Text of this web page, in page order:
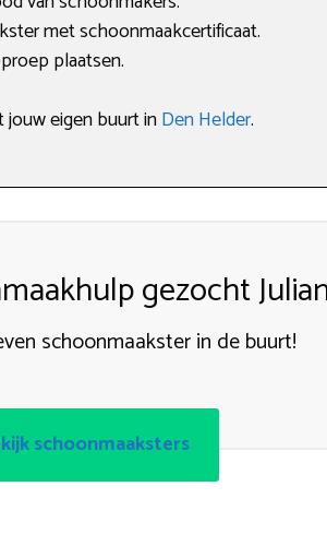
met schoonmaakcertificaat.
plaatsen.
eigen buurt inDen Helder.
gezocht
schoonmaakster in de buurt!
schoonmaaksters